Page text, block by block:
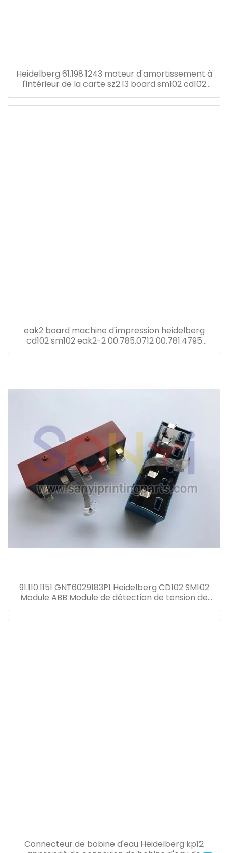
Heidelberg 61.198.1243 moteur d'amortissement à
l'intérieur de la carte sz2.13 board sm102 cd102
cx102 so102 press
eak2 board machine d'impression heidelberg
cd102 sm102 eak2-2 00.785.0712 00.781.4795
00.781.8903 91.144.6021
91.110.1151 GNT6029183P1 Heidelberg CD102 SM102
Module ABB Module de détection de tension de
courant Transformateur GNT7051052R1
Connecteur de bobine d'eau Heidelberg kp12